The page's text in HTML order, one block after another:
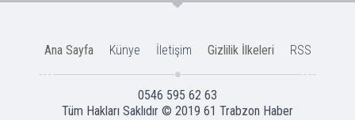
Ana Sayfa Künye İletişim Gizlilik İlkeleri RSS
0546 595 62 63
Tüm Hakları Saklıdır © 2019 61 Trabzon Haber